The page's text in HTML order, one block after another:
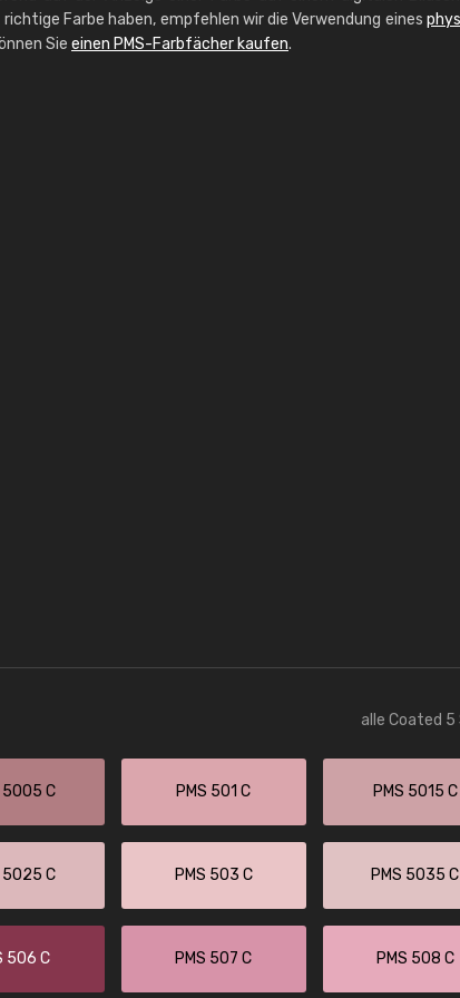
Farbe haben, empfehlen wir die Verwendung eines
Sie einen PMS-Farbfächer kaufen.
alle Coated 5
5005 C PMS 501 C PMS 5015 C
5025 C PMS 503 C PMS 5035 C
506 C PMS 507 C PMS 508 C